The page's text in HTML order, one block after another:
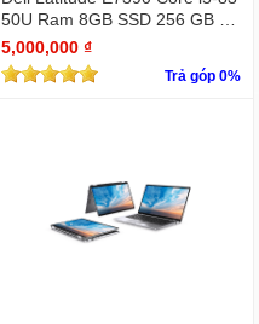
50U Ram 8GB SSD 256 GB 1
3.3 " Full HD (1920 x 1080)
5,000,000 ₫
Trả góp 0%